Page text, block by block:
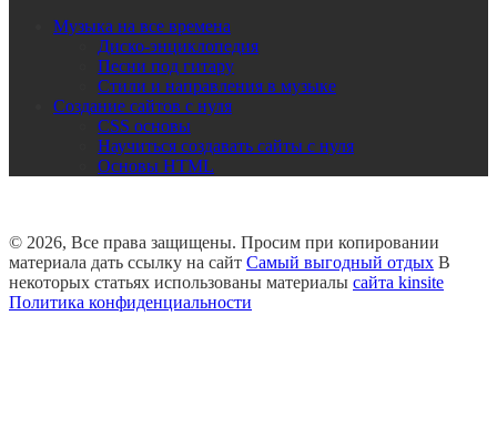
Музыка на все времена
Диско-энциклопедия
Песни под гитару
Стили и направления в музыке
Создание сайтов с нуля
CSS основы
Научиться создавать сайты с нуля
Основы HTML
© 2026, Все права защищены. Просим при копировании
материала дать ссылку на сайт Самый выгодный отдых В
некоторых статьях использованы материалы сайта kinsite
Политика конфиденциальности